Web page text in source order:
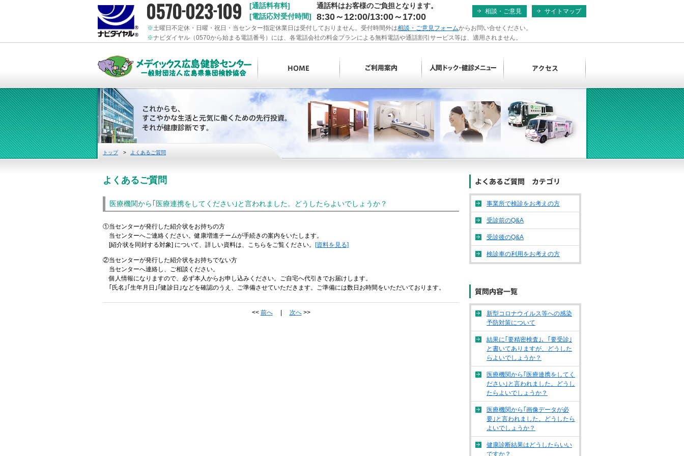
[通話料有料]
[電話応対受付時間]
通話料はお客様のご負担となります。
8:30～12:00/13:00～17:00
※土曜日不定休・日曜・祝日・当センター指定休業日は受付しておりません。受付時間外は相談・ご意見フォームからお問い合せください。
※ナビダイヤル（0570から始まる電話番号）には、各電話会社の料金プランによる無料電話や通話割引サービス等は、適用されません。
相談・ご意見 サイトマップ
トップ> よくあるご質問
よくあるご質問
医療機関から｢医療連携をしてください｣と言われました。どうしたらよいでしょうか？
①当センターが発行した紹介状をお持ちの方
当センターへご連絡ください。健康増進チームが手続きの案内をいたします。
[紹介状を同封する対象] について、詳しい資料は、こちらをご覧ください。 [資料を見る]
②当センターが発行した紹介状をお持ちでない方
当センターへ連絡し、ご相談ください。
個人情報になりますので、必ず本人からお申し込みください。ご自宅へ代引きでお届けします。
｢氏名｣｢生年月日｣｢健診日｣などを確認のうえ、ご準備させていただきます。ご準備には数日お時間をいただいております。
<< 前へ| 次へ>>
事業所で検診をお考えの方
受診前のQ&A
受診後のQ&A
検診車の利用をお考えの方
新型コロナウイルス等への感染
予防対策について
結果に｢要精密検査｣、｢要受診｣
と書いてありますが、どうした
らよいでしょうか？
医療機関から｢医療連携をしてく
ださい｣と言われました。どうし
たらよいでしょうか？
医療機関から｢画像データが必
要｣と言われました。どうしたら
よいでしょうか？
健康診断結果はどうしたらいい
ですか？